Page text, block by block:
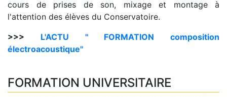
cours de prises de son, mixage et montage à
l'attention des élèves du Conservatoire.
>>> L'ACTU " FORMATION composition
électroacoustique"
FORMATION UNIVERSITAIRE